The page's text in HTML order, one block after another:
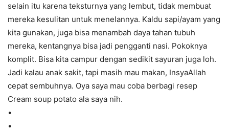
selain itu karena teksturnya yang lembut, tidak membuat
mereka kesulitan untuk menelannya. Kaldu sapi/ayam yang
kita gunakan, juga bisa menambah daya tahan tubuh
mereka, kentangnya bisa jadi pengganti nasi. Pokoknya
komplit. Bisa kita campur dengan sedikit sayuran juga loh.
Jadi kalau anak sakit, tapi masih mau makan, InsyaAllah
cepat sembuhnya. Oya saya mau coba berbagi resep
Cream soup potato ala saya nih.
•
•